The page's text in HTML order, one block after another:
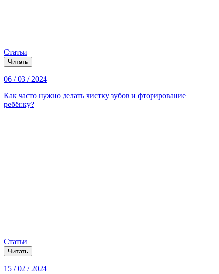
Статьи
Читать
06 / 03 / 2024
Как часто нужно делать чистку зубов и фторирование
ребёнку?
Статьи
Читать
15 / 02 / 2024